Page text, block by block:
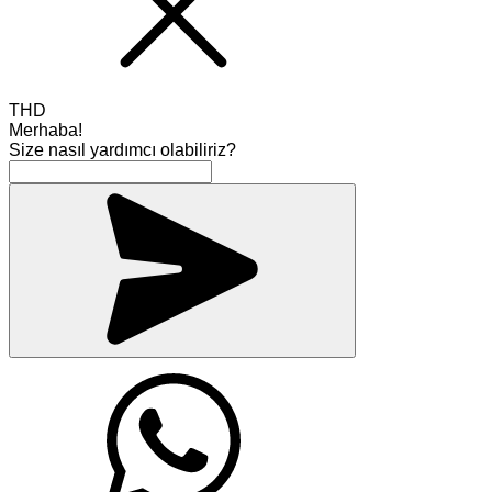
THD
Merhaba!
Size nasıl yardımcı olabiliriz?